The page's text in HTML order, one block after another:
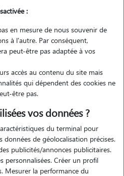
est sans engagement
:
en mesure de nous souvenir de
à l'autre. Par conséquent,
peut-être pas adaptée à vos
accès au contenu du site mais
qui dépendent des cookies ne
être pas.
vos données ?
du terminal pour
données de géolocalisation précises.
publicités/annonces publicitaires.
personnalisées. Créer un profil
Mesurer la performance du